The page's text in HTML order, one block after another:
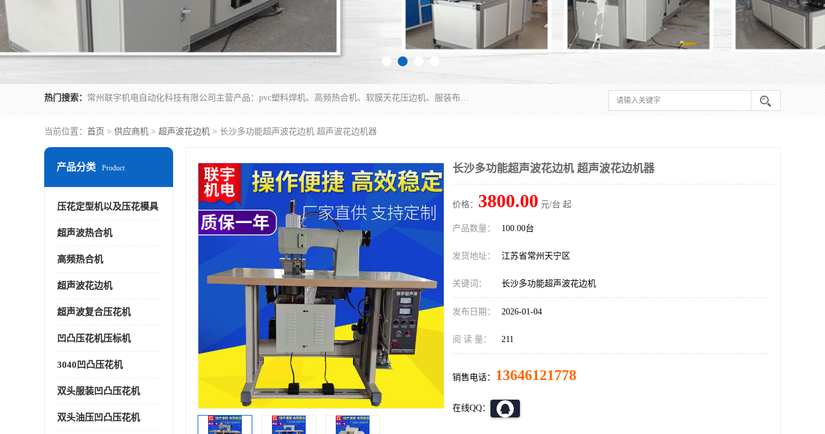
热门搜索： 常州联宇机电自动化科技有限公司主营产品：pvc塑料焊机、高频热合机、软膜天花压边机、服装布料凹凸压花机、布料3d压印设备、服装植胶设备、超声波布料花边机、无纺布热合机、全自动压花机。
当前位置： 首页 > 供应商机 > 超声波花边机 > 长沙多功能超声波花边机 超声波花边机器
产品分类 Product
压花定型机以及压花模具
超声波热合机
高频热合机
超声波花边机
超声波复合压花机
凹凸压花机压标机
3040凹凸压花机
双头服装凹凸压花机
双头油压凹凸压花机
长沙多功能超声波花边机 超声波花边机器
价格： 3800.00 元/台 起
产品数量： 100.00台
发货地址： 江苏省常州天宁区
关键词： 长沙多功能超声波花边机
发布日期： 2026-01-04
阅 读 量： 211
销售电话： 13646121778
在线QQ：